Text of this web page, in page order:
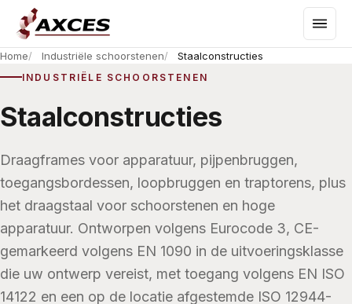
Home Industriële schoorstenen Staalconstructies
INDUSTRIËLE SCHOORSTENEN
Staalconstructies
Draagframes voor apparatuur, pijpenbruggen,
toegangsbordessen, loopbruggen en traptorens, plus
het draagstaal voor schoorstenen en hoge
apparatuur. Ontworpen volgens Eurocode 3, CE-
gemarkeerd volgens EN 1090 in de uitvoeringsklasse
die uw ontwerp vereist, met toegang volgens EN ISO
14122 en een op de locatie afgestemde ISO 12944-